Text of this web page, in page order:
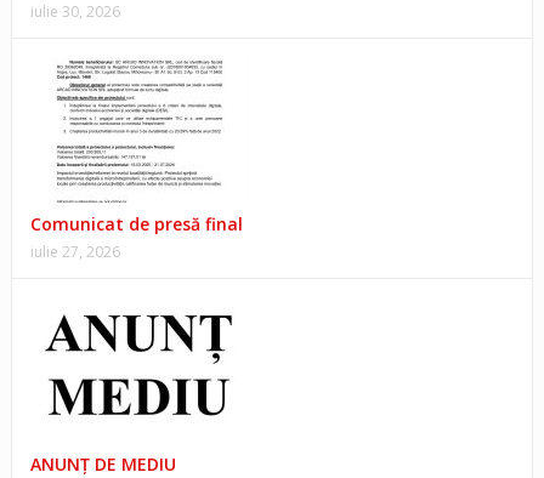
iulie 30, 2026
Comunicat de presă final
iulie 27, 2026
ANUNŢ DE MEDIU